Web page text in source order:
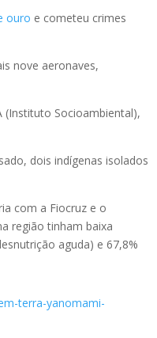
ouro e cometeu crimes
nove aeronaves,
Socioambiental),
dois indígenas isolados
com a Fiocruz e o
região tinham baixa
aguda) e 67,8%
terra-yanomami-